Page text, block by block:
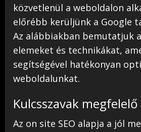
közvetlenül a weboldalon
előrébb kerüljünk a Google
Az alábbiakban bemutatjuk
elemeket és technikákat,
segítségével hatékonyan
weboldalunkat.
Kulcsszavak
Az on site SEO alapja a jól